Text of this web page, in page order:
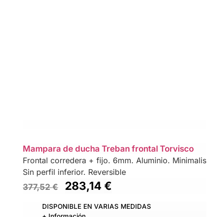
Mampara de ducha Treban frontal Torvisco
Frontal corredera + fijo. 6mm. Aluminio.
Sin perfil inferior. Reversible
377,52€ 283,14€
DISPONIBLE EN VARIAS MEDIDAS